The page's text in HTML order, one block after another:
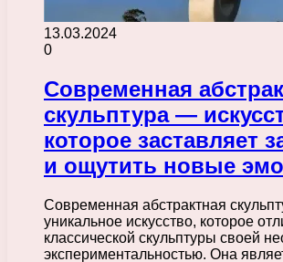
13.03.2024
0
Современная
скульптура —
которое заставляет
и ощутить новые
Современная абстрактная
уникальное искусство, которое
классической скульптуры своей
экспериментальностью. Она